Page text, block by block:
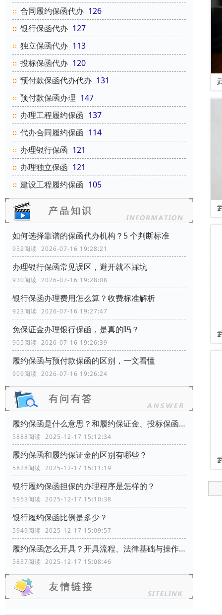
合同履约保函代办 126
银行保函代办 127
独立保函代办 113
投标保函代办 120
预付款保函代办代办 131
预付款保函办理 147
办理工程履约保函 137
代办合同履约保函 114
办理银行保函 121
办理独立保函 121
建设工程履约保函 105
如何选择靠谱的保函代办机构？5 个判断标准
952阅读 2026-07-16 19:28:21
办理银行保函常见误区，避开就不踩坑
930阅读 2026-07-16 19:28:08
银行保函办理费用怎么算？收费标准解析
923阅读 2026-07-16 19:27:47
免保证金办理银行保函，是真的吗？
905阅读 2026-07-16 19:26:39
履约保函与预付款保函的区别，一文看懂
909阅读 2026-07-16 19:26:24
履约保函是什么意思？和履约保证金、投标保函有什么区别？
5888阅读 2025-12-17 15:12:34
履约保函和履约保证金的区别有哪些？
5828阅读 2025-12-17 15:11:19
银行履约保函担保的办理程序是怎样的？
5953阅读 2025-12-17 15:10:38
银行履约保函比例是多少？
5949阅读 2025-12-17 15:09:57
履约保函怎么开具？开具流程、法律基础与操作指南
5837阅读 2025-12-17 15:08:46